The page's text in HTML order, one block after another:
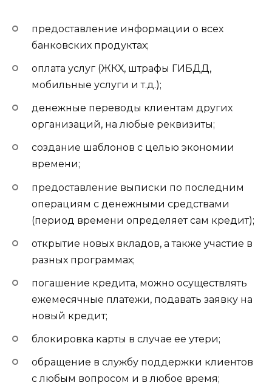
предоставление информации о всех
банковских продуктах;
оплата услуг (ЖКХ, штрафы ГИБДД,
мобильные услуги и т.д.);
денежные переводы клиентам других
организаций, на любые реквизиты;
создание шаблонов с целью экономии
времени;
предоставление выписки по последним
операциям с денежными средствами
(период времени определяет сам кредит);
открытие новых вкладов, а также участие в
разных программах;
погашение кредита, можно осуществлять
ежемесячные платежи, подавать заявку на
новый кредит;
блокировка карты в случае ее утери;
обращение в службу поддержки клиентов
с любым вопросом и в любое время;